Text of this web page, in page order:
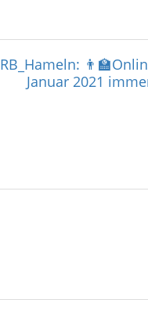
🐀RB_Hameln:
Januar 2021